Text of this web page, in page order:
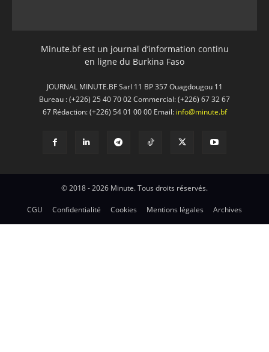
Minute.bf est un journal d’information continu
en ligne du Burkina Faso
JOURNAL MINUTE.BF Sarl 11 BP 357 Ouagdougou 11
Bureau : (+226) 25 40 70 02 Commercial: (+226) 67 32 67
67 Rédaction: (+226) 54 01 00 00 Email: info@minute.bf
© 2018 - 2026 Minute. Tous droits réservés.
CGU Confidentialité Cookies Mentions légales Archives